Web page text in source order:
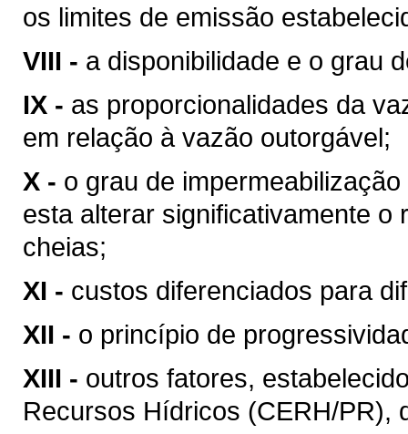
os limites de emissão
VIII - a disponibilidade e o grau
IX - as proporcionalidades da
em relação à vazão outorgável;
X - o grau de
esta alterar significativamente o
cheias;
XI - custos diferenciados para
XII - o princípio de
XIII - outros fatores,
Recursos Hídricos (CERH/PR),